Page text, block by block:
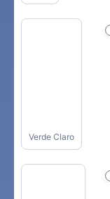
Verde Claro